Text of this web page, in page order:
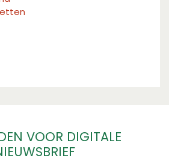
VOOR DIGITALE